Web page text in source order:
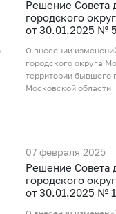
Рeшение Совета
городского
от 30.01.2025 №
О внесении
городского округа
территории бывшего
Московской области
07 февраля 2025
Рeшение Совета
городского
от 30.01.2025 №